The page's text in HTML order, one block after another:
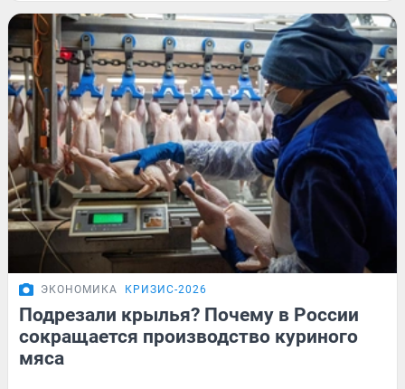
ЭКОНОМИКА КРИЗИС-2026
Подрезали крылья? Почему в России
сокращается производство куриного
мяса